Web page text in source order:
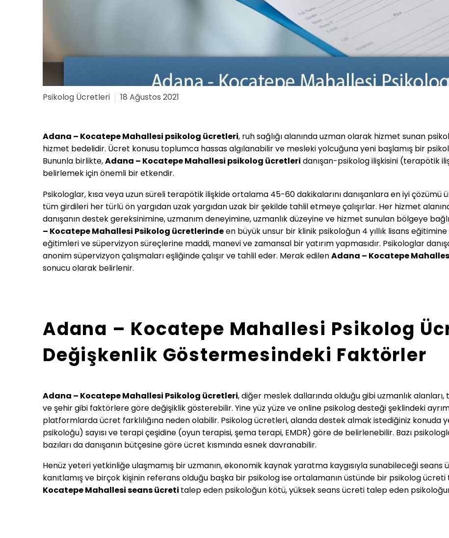
Psikolog Ücretleri 18 Ağustos 2021
Adana – Kocatepe Mahallesi psikolog ücretleri, ruh sağlığı alanında uzman olarak hizmet sunan
hizmet bedelidir. Ücret konusu toplumca hassas algılanabilir ve mesleki yolcuğuna yeni başlamış bir
Bununla birlikte,Adana – Kocatepe Mahallesi psikolog ücretleri danışan-psikolog ilişkisini (terapötik
belirlemek için önemli bir etkendir.
Psikologlar, kısa veya uzun süreli terapötik ilişkide ortalama 45-60 dakikalarını danışanlara en iyi çözümü
tüm girdileri her türlü ön yargıdan uzak yargıdan uzak bir şekilde tahlil etmeye çalışırlar. Her hizmet
danışanın destek gereksinimine, uzmanım deneyimine, uzmanlık düzeyine ve hizmet sunulan bölgeye
– Kocatepe Mahallesi Psikolog ücretlerindeen büyük unsur bir klinik psikoloğun 4 yıllık lisans
eğitimleri ve süpervizyon süreçlerine maddi, manevi ve zamansal bir yatırım yapmasıdır. Psikologlar
anonim süpervizyon çalışmaları eşliğinde çalışır ve tahlil eder. Merak edilenAdana – Kocatepe
sonucu olarak belirlenir.
Adana – Kocatepe Mahallesi Psikolog
Değişkenlik Göstermesindeki Faktörler
Adana – Kocatepe Mahallesi Psikolog ücretleri, diğer meslek dallarında olduğu gibi uzmanlık
ve şehir gibi faktörlere göre değişiklik gösterebilir. Yine yüz yüze ve online psikolog desteği şeklindeki
platformlarda ücret farklılığına neden olabilir. Psikolog ücretleri, alanda destek almak istediğiniz konuda
psikoloğu) sayısı ve terapi çeşidine (oyun terapisi, şema terapi, EMDR) göre de belirlenebilir. Bazı
bazıları da danışanın bütçesine göre ücret kısmında esnek davranabilir.
Henüz yeteri yetkinliğe ulaşmamış bir uzmanın, ekonomik kaynak yaratma kaygısıyla sunabileceği seans
kanıtlamış ve birçok kişinin referans olduğu başka bir psikolog ise ortalamanın üstünde bir psikolog
Kocatepe Mahallesiseans ücreti talep eden psikoloğun kötü, yüksek seans ücreti talep eden psikoloğun